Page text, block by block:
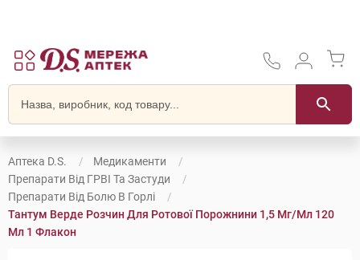
Аптека D.S.
Медикаменти
Препарати Від ГРВІ Та Застуди
Препарати Від Болю В Горлі
Тантум Верде Розчин Для Ротової Порожнини 1,5 Мг/мл 120
Мл 1 Флакон